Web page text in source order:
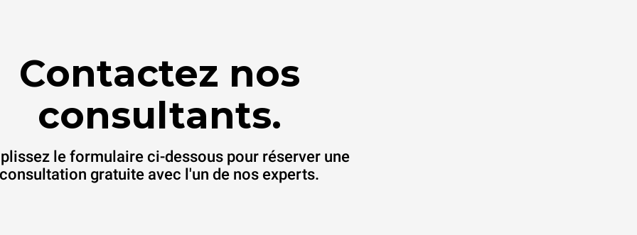
Contactez nos
consultants.
le formulaire ci-dessous pour réserver une
consultation gratuite avec l'un de nos experts.